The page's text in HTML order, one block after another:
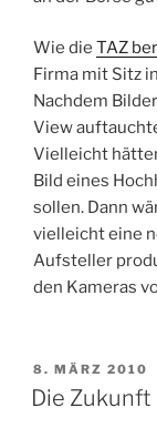
Wie die TAZ
Firma mit Sitz
Nachdem
View
Vielleicht
Bild eines
sollen. Dann
vielleicht eine
Aufsteller
den Kameras
AM
8. MÄRZ 2010
Die Zukunft